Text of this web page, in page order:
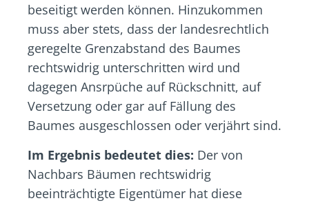
beseitigt werden können. Hinzukommen
muss aber stets, dass der landesrechtlich
geregelte Grenzabstand des Baumes
rechtswidrig unterschritten wird und
dagegen Ansrpüche auf Rückschnitt, auf
Versetzung oder gar auf Fällung des
Baumes ausgeschlossen oder verjährt sind.
Im Ergebnis bedeutet dies: Der von
Nachbars Bäumen rechtswidrig
beeinträchtigte Eigentümer hat diese